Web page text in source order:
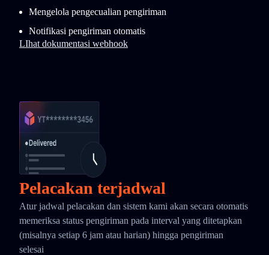
Mengelola pengecualian pengiriman
Notifikasi pengiriman otomatis
LIhat dokumentasi webhook
Pelacakan terjadwal
Atur jadwal pelacakan dan sistem kami akan secara otomatis
memeriksa status pengiriman pada interval yang ditetapkan
(misalnya setiap 6 jam atau harian) hingga pengiriman
selesai